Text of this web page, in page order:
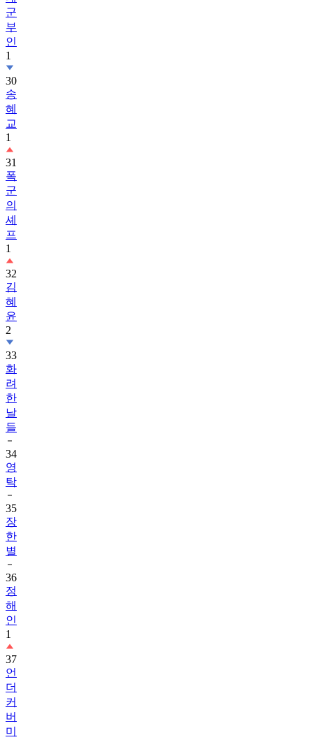
인
1
30
송
혜
교
1
31
폭
군
의
셰
프
1
32
김
혜
윤
2
33
화
려
한
날
들
34
영
탁
35
장
한
별
36
정
해
인
1
37
언
더
커
버
미
쓰
홍